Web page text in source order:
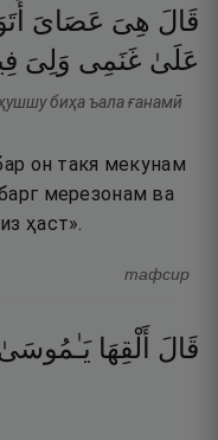
قَالَ هِىَ عَصَاىَ
عَلَىٰ غَنَمِى وَلِىَ
биҳа ъала ғанамӣ
он такя мекунам
мерезонам ва
ҳаст».
тафсир
قَالَ أَلْقِهَا